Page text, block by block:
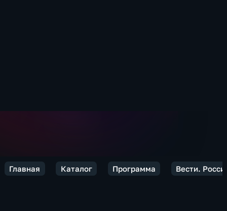
Главная Каталог Программа Вести.